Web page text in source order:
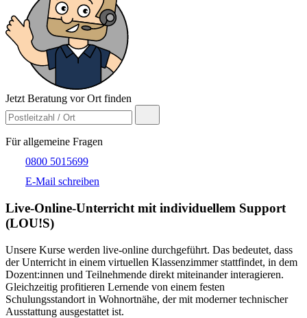
Jetzt Beratung vor Ort finden
Für allgemeine Fragen
0800 5015699
E-Mail schreiben
Live-​Online-Unterricht mit individuellem Support
(LOU!S)
Unsere Kurse werden live-online durchgeführt. Das bedeutet, dass
der Unterricht in einem virtuellen Klassenzimmer stattfindet, in dem
Dozent:innen und Teilnehmende direkt miteinander interagieren.
Gleichzeitig profitieren Lernende von einem festen
Schulungsstandort in Wohnortnähe, der mit moderner technischer
Ausstattung ausgestattet ist.